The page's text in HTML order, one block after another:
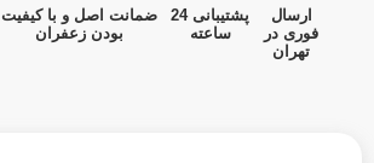
ارسال
فوری در
تهران
پشتیبانی 24
ساعته
ضمانت اصل و با کیفیت
بودن زعفران